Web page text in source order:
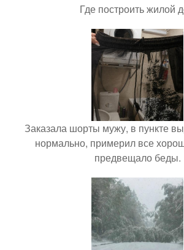
Где построить жилой
Заказала шорты мужу, в пункте
нормально, примерил все
предвещало беды.